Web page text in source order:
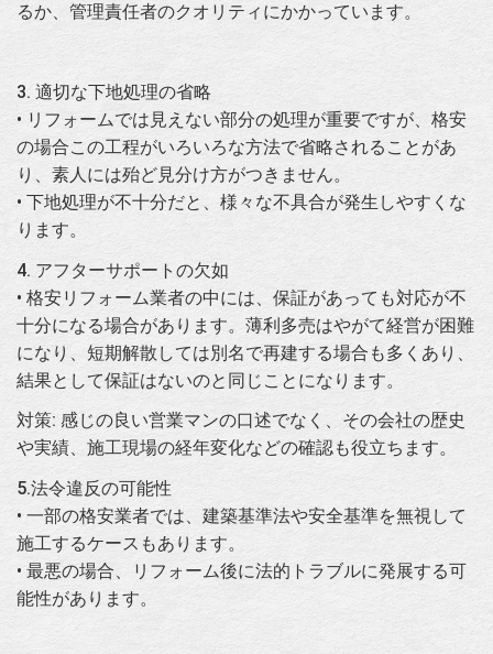
るか、管理責任者のクオリティにかかっています。
3. 適切な下地処理の省略
• リフォームでは見えない部分の処理が重要ですが、格安
の場合この工程がいろいろな方法で省略されることがあ
り、素人には殆ど見分け方がつきません。
• 下地処理が不十分だと、様々な不具合が発生しやすくな
ります。
4. アフターサポートの欠如
• 格安リフォーム業者の中には、保証があっても対応が不
十分になる場合があります。薄利多売はやがて経営が困難
になり、短期解散しては別名で再建する場合も多くあり、
結果として保証はないのと同じことになります。
対策: 感じの良い営業マンの口述でなく、その会社の歴史
や実績、施工現場の経年変化などの確認も役立ちます。
5.法令違反の可能性
• 一部の格安業者では、建築基準法や安全基準を無視して
施工するケースもあります。
• 最悪の場合、リフォーム後に法的トラブルに発展する可
能性があります。